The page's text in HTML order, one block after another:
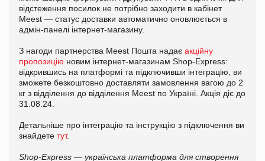
відстеження посилок не потрібно заходити в кабінет
Meest — статус доставки автоматично оновлюється в
адмін-панелі інтернет-магазину.
З нагоди партнерства Meest Пошта надає акційну
пропозицію новим інтернет-магазинам Shop-Express:
відкрившись на платформі та підключивши інтеграцію, ви
зможете безкоштовно доставляти замовлення вагою до 2
кг з відділення до відділення Meest по Україні. Акція діє до
31.08.24.
Детальніше про інтеграцію та інструкцію з підключення ви
знайдете тут.
Shop-Express — українська платформа для створення